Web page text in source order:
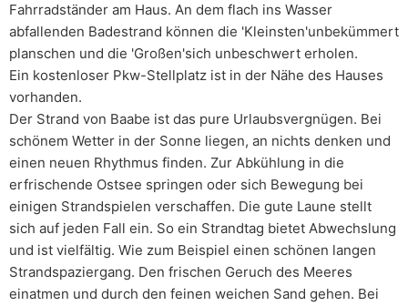
Fahrradständer am Haus. An dem flach ins Wasser
abfallenden Badestrand können die 'Kleinsten'unbekümmert
planschen und die 'Großen'sich unbeschwert erholen.
Ein kostenloser Pkw-Stellplatz ist in der Nähe des Hauses
vorhanden.
Der Strand von Baabe ist das pure Urlaubsvergnügen. Bei
schönem Wetter in der Sonne liegen, an nichts denken und
einen neuen Rhythmus finden. Zur Abkühlung in die
erfrischende Ostsee springen oder sich Bewegung bei
einigen Strandspielen verschaffen. Die gute Laune stellt
sich auf jeden Fall ein. So ein Strandtag bietet Abwechslung
und ist vielfältig. Wie zum Beispiel einen schönen langen
Strandspaziergang. Den frischen Geruch des Meeres
einatmen und durch den feinen weichen Sand gehen. Bei